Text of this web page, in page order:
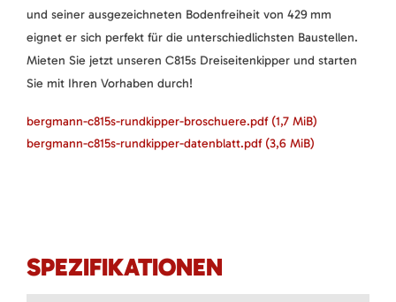
und seiner ausgezeichneten Bodenfreiheit von 429 mm
eignet er sich perfekt für die unterschiedlichsten Baustellen.
Mieten Sie jetzt unseren C815s Dreiseitenkipper und starten
Sie mit Ihren Vorhaben durch!
bergmann-c815s-rundkipper-broschuere.pdf (1,7 MiB)
bergmann-c815s-rundkipper-datenblatt.pdf (3,6 MiB)
SPEZIFIKATIONEN